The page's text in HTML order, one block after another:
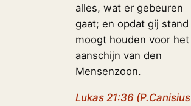
alles, wat er gebeuren
gaat; en opdat gij stand
moogt houden voor het
aanschijn van den
Mensenzoon.
Lukas 21:36 (P.Canisius